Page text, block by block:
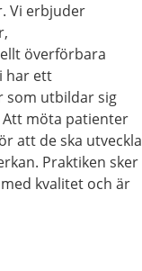
Vi erbjuder
överförbara
har ett
som utbildar sig
Att möta patienter
att de ska utveckla
Praktiken sker
kvalitet och är